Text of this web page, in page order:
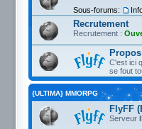
Sous-forums:
Recrutement
Recrutement :
C'est ici
se fout
{ULTIMA} MMORPG
FlyFF
Serveur